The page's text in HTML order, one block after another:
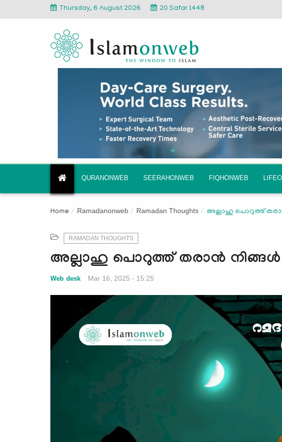
Thursday, 6 August 2026 20 Safar 1448
QURANONWEB SEERAHONWEB FIQHONWEB
Home Ramadanonweb Ramadan Thoughts അല്ലാഹു പൊറുത്ത് തരാന്‍
RAMADAN THOUGHTS
അല്ലാഹു പൊറുത്ത് തരാന്‍ നിങ്ങള്‍
Web desk Mar 16, 2025 - 15:25